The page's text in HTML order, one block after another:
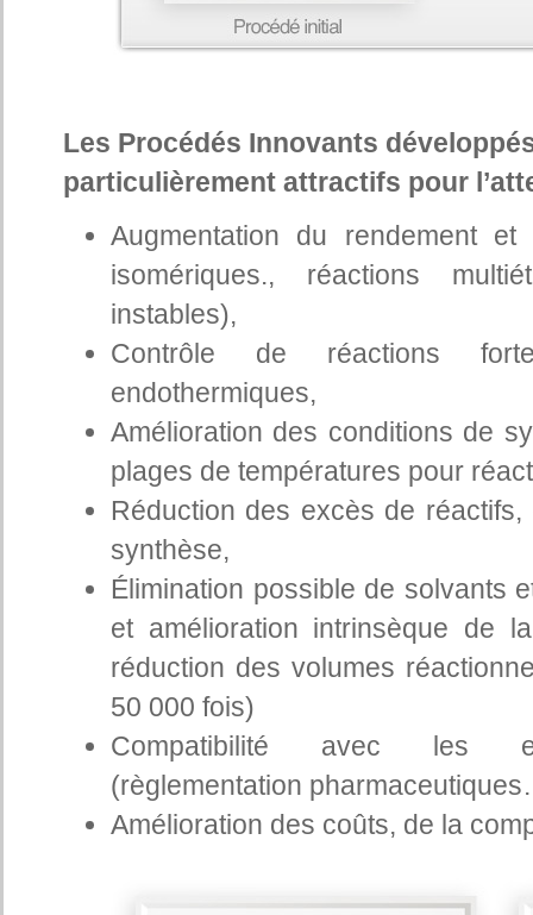
Les Procédés Innovants
particulièrement attractifs pour
Augmentation du rendement
isomériques., réactions
instables),
Contrôle de réactions
endothermiques,
Amélioration des conditions de
plages de températures pour
Réduction des excès de
synthèse,
Élimination possible de solvants
et amélioration intrinsèque de
réduction des volumes
50 000 fois)
Compatibilité avec les
(règlementation
Amélioration des coûts, de la